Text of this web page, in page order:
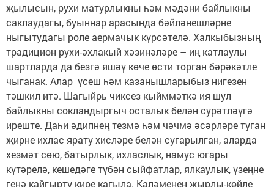
җылысын, рухи матурлыкны һәм мәдәни байлыкны
саклаудагы, буыннар арасында бәйләнешләрне
ныгытудагы роле аермачык күрсәтелә. Халкыбызның
традицион рухи-әхлакый хәзинәләре – иң катлаулы
шартларда да безгә яшәү көче өсти торган бәрәкәтле
чыганак. Алар үсеш һәм казанышларыбыз нигезен
тәшкил итә. Шагыйрь чиксез кыйммәткә ия шул
байлыкны сокландыргыч осталык белән сурәтләүгә
иреште. Даһи әдипнең тезмә һәм чәчмә әсәрләре туган
җирне ихлас ярату хисләре белән сугарылган, аларда
хезмәт сөю, батырлык, ихласлык, намус югары
күтәрелә, кешедәге түбән сыйфатлар, ялкаулык, үзеңне
генә кайгырту кире кагыла. Каләменең җырлы-көйле